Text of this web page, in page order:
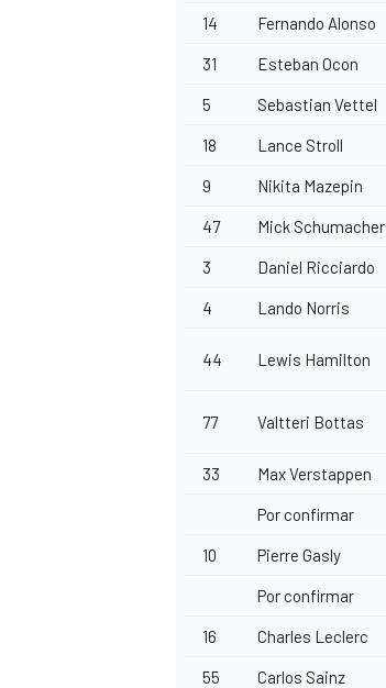
14 Fernando Alonso
31 Esteban Ocon
5 Sebastian Vettel
18 Lance Stroll
9 Nikita Mazepin
47 Mick Schumacher
3 Daniel Ricciardo
4 Lando Norris
44 Lewis Hamilton
77 Valtteri Bottas
33 Max Verstappen
Por confirmar
10 Pierre Gasly
Por confirmar
16 Charles Leclerc
55 Carlos Sainz